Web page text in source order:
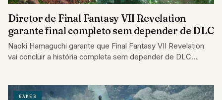
Diretor de Final Fantasy VII Revelation
garante final completo sem depender de DLC
Naoki Hamaguchi garante que Final Fantasy VII Revelation
vai concluir a história completa sem depender de DLC
GAMES